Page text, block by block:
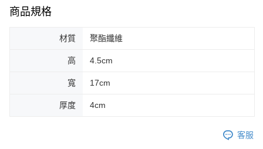
商品規格
材質 聚酯纖維
高 4.5cm
寬 17cm
厚度 4cm
客服